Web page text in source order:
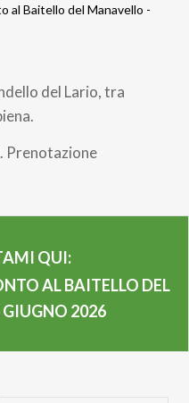
al Baitello del Manavello -
del Lario, tra
Prenotazione
QUI:
AL BAITELLO DEL
2026